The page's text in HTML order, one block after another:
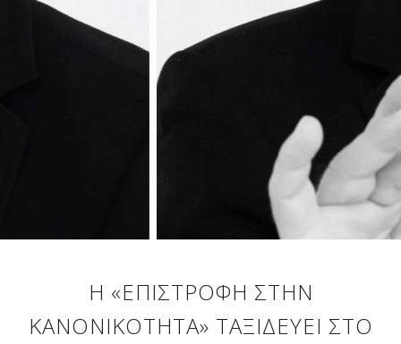
H «ΕΠΙΣΤΡΟΦΉ ΣΤΗΝ
ΚΑΝΟΝΙΚΌΤΗΤΑ» ΤΑΞΙΔΕΎΕΙ ΣΤΟ